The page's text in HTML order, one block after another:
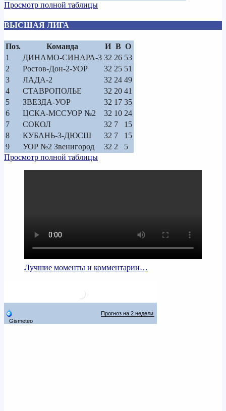
Просмотр полной таблицы
ВЫСШАЯ ЛИГА
Поз. Команда И В О
1
ДИНАМО-СИНАРА-3 32 26 53
2
Ростов-Дон-2-УОР 32 25 51
3
ЛАДА-2 32 24 49
4
СТАВРОПОЛЬЕ 32 20 41
5
ЗВЕЗДА-УОР 32 17 35
6
ЦСКА-МССУОР №2 32 10 24
7
СОКОЛ 32 7
15
8
КУБАНЬ-3-ДЮСШ 32 7
15
9
УОР №2 Звенигород 32 2
5
Просмотр полной таблицы
Лучшие моменты и комментарии…